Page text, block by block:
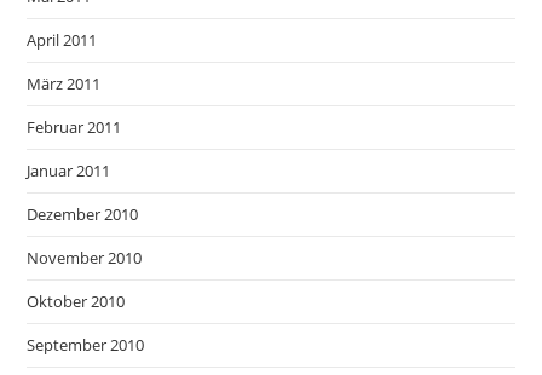
April 2011
März 2011
Februar 2011
Januar 2011
Dezember 2010
November 2010
Oktober 2010
September 2010